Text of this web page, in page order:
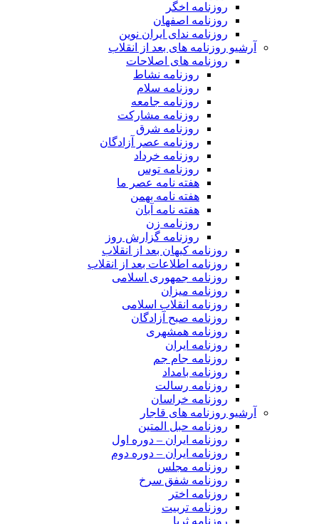
روزنامه اخگر
روزنامه اصفهان
روزنامه ندای ایران نوین
آرشیو روزنامه های بعد از انقلاب
روزنامه های اصلاحات
روزنامه نشاط
روزنامه سلام
روزنامه جامعه
روزنامه مشارکت
روزنامه شرق
روزنامه عصر آزادگان
روزنامه خرداد
روزنامه توس
هفته نامه عصر ما
هفته نامه بهمن
هفته نامه آبان
روزنامه زن
روزنامه گزارش روز
روزنامه کیهان بعد از انقلاب
روزنامه اطلاعات بعد از انقلاب
روزنامه جمهوری اسلامی
روزنامه میزان
روزنامه انقلاب اسلامی
روزنامه صبح آزادگان
روزنامه همشهری
روزنامه ایران
روزنامه جام جم
روزنامه بامداد
روزنامه رسالت
روزنامه خراسان
آرشیو روزنامه های قاجار
روزنامه حبل المتین
روزنامه ایران – دوره اول
روزنامه ایران – دوره دوم
روزنامه مجلس
روزنامه شفق سرخ
روزنامه اختر
روزنامه تربیت
روزنامه ثریا